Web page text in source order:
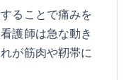
ることで痛みを
護師は急な動き
が筋肉や靭帯に